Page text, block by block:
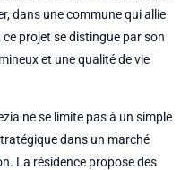
dans une commune qui allie
projet se distingue par son
et une qualité de vie
ne se limite pas à un simple
dans un marché
La résidence propose des